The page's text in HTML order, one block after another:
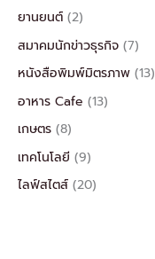
ยานยนต์ (2)
สมาคมนักข่าวธุรกิจ (7)
หนังสือพิมพ์มิตรภาพ (13)
อาหาร Cafe (13)
เกษตร (8)
เทคโนโลยี (9)
ไลฟ์สไตส์ (20)